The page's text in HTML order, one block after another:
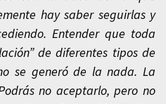
hay saber seguirlas y
Entender que toda
de diferentes tipos de
se generó de la nada. La
no aceptarlo, pero no